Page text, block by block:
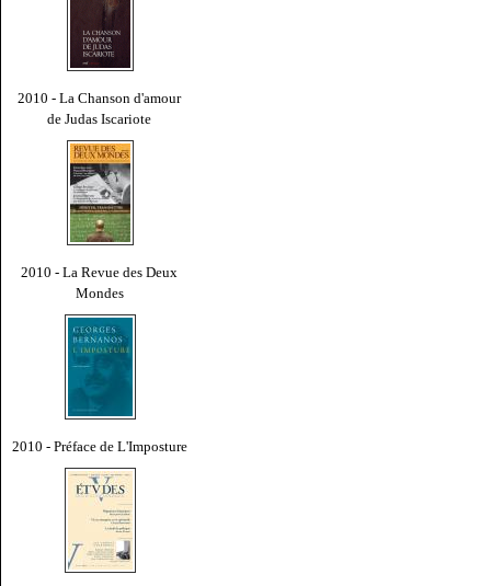
2010 - La Chanson d'amour
de Judas Iscariote
2010 - La Revue des Deux
Mondes
2010 - Préface de L'Imposture